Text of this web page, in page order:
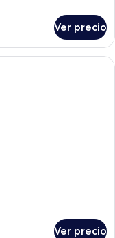
Ver precio
ordenado con una
Ver precio